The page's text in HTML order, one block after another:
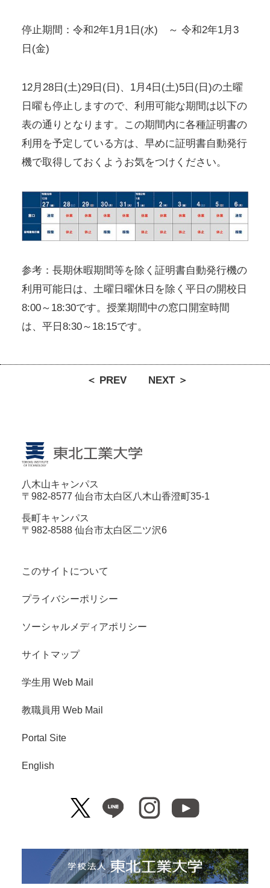
停止期間：令和2年1月1日(水) ～ 令和2年1月3
日(金)
12月28日(土)29日(日)、1月4日(土)5日(日)の土曜
日曜も停止しますので、利用可能な期間は以下の
表の通りとなります。この期間内に各種証明書の
利用を予定している方は、早めに証明書自動発行
機で取得しておくようお気をつけください。
参考：長期休暇期間等を除く証明書自動発行機の
利用可能日は、土曜日曜休日を除く平日の開校日
8:00～18:30です。授業期間中の窓口開室時間
は、平日8:30～18:15です。
＜ PREV NEXT ＞
八木山キャンパス
〒982-8577 仙台市太白区八木山香澄町35-1
長町キャンパス
〒982-8588 仙台市太白区二ツ沢6
このサイトについて
プライバシーポリシー
ソーシャルメディアポリシー
サイトマップ
学生用 Web Mail
教職員用 Web Mail
Portal Site
English